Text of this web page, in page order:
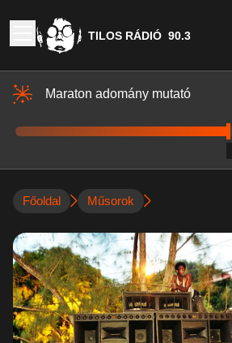
TILOS RÁDIÓ 90.3
Maraton adomány mutató
Főoldal Műsorok